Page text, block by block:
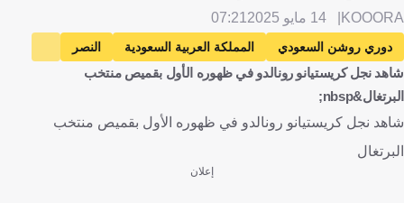
KOOORA 14 مايو 2025 07:21
دوري روشن السعودي المملكة العربية السعودية
النصر
كريستيانو رونالدو
البرتغال كرة قدم
شاهد نجل كريستيانو رونالدو في ظهوره الأول بقميص منتخب
البرتغال&nbsp;
شاهد نجل كريستيانو رونالدو في ظهوره الأول بقميص منتخب
البرتغال
إعلان